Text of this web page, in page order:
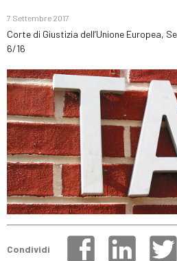
7 Settembre 2017
Corte di Giustizia dell’Unione Europea,
6/16
Condividi